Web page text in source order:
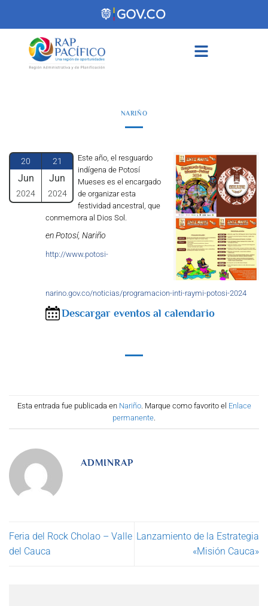
NARIÑO
20
Jun
2024
21
Jun
2024
Este año, el resguardo
indígena de Potosí
Mueses es el encargado
de organizar esta
festividad ancestral, que
conmemora al Dios Sol.
en Potosí, Nariño
http://www.potosi-
narino.gov.co/noticias/programacion-inti-raymi-potosi-2024
Descargar eventos al calendario
Esta entrada fue publicada en Nariño. Marque como favorito el Enlace
permanente
ADMINRAP
Feria del Rock Cholao – Valle
del Cauca
Lanzamiento de la Estrategia
«Misión Cauca»